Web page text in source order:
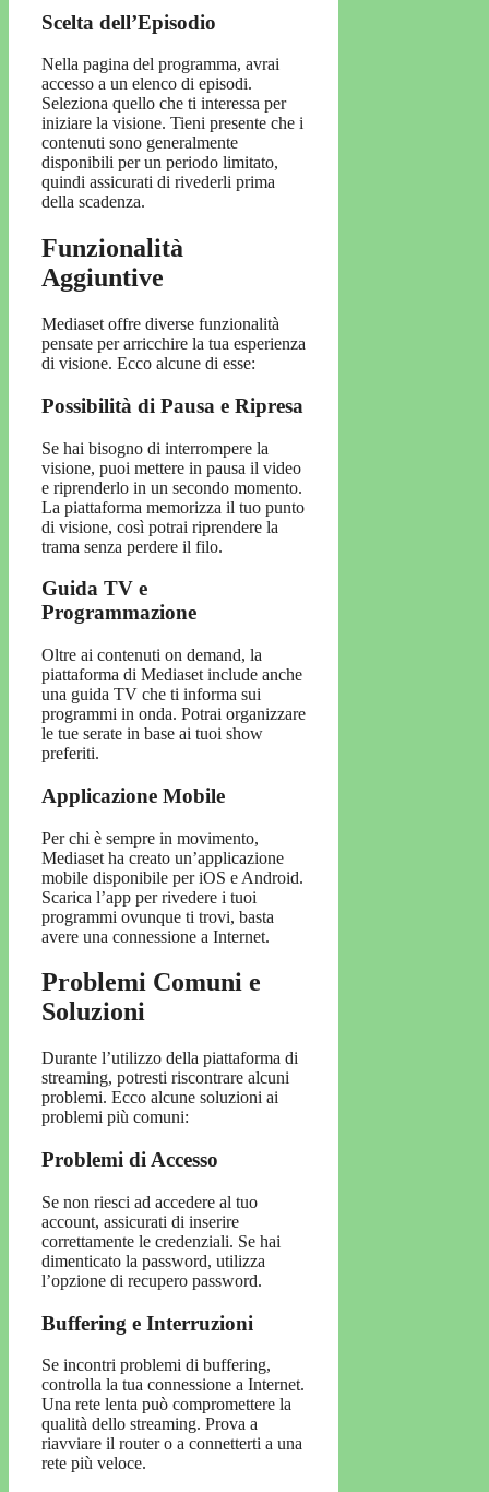
Scelta dell’Episodio
Nella pagina del programma, avrai
accesso a un elenco di episodi.
Seleziona quello che ti interessa per
iniziare la visione. Tieni presente che i
contenuti sono generalmente
disponibili per un periodo limitato,
quindi assicurati di rivederli prima
della scadenza.
Funzionalità
Aggiuntive
Mediaset offre diverse funzionalità
pensate per arricchire la tua esperienza
di visione. Ecco alcune di esse:
Possibilità di Pausa e Ripresa
Se hai bisogno di interrompere la
visione, puoi mettere in pausa il video
e riprenderlo in un secondo momento.
La piattaforma memorizza il tuo punto
di visione, così potrai riprendere la
trama senza perdere il filo.
Guida TV e
Programmazione
Oltre ai contenuti on demand, la
piattaforma di Mediaset include anche
una guida TV che ti informa sui
programmi in onda. Potrai organizzare
le tue serate in base ai tuoi show
preferiti.
Applicazione Mobile
Per chi è sempre in movimento,
Mediaset ha creato un’applicazione
mobile disponibile per iOS e Android.
Scarica l’app per rivedere i tuoi
programmi ovunque ti trovi, basta
avere una connessione a Internet.
Problemi Comuni e
Soluzioni
Durante l’utilizzo della piattaforma di
streaming, potresti riscontrare alcuni
problemi. Ecco alcune soluzioni ai
problemi più comuni:
Problemi di Accesso
Se non riesci ad accedere al tuo
account, assicurati di inserire
correttamente le credenziali. Se hai
dimenticato la password, utilizza
l’opzione di recupero password.
Buffering e Interruzioni
Se incontri problemi di buffering,
controlla la tua connessione a Internet.
Una rete lenta può compromettere la
qualità dello streaming. Prova a
riavviare il router o a connetterti a una
rete più veloce.